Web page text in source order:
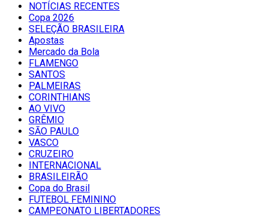
NOTÍCIAS RECENTES
Copa 2026
SELEÇÃO BRASILEIRA
Apostas
Mercado da Bola
FLAMENGO
SANTOS
PALMEIRAS
CORINTHIANS
AO VIVO
GRÊMIO
SĀO PAULO
VASCO
CRUZEIRO
INTERNACIONAL
BRASILEIRÃO
Copa do Brasil
FUTEBOL FEMININO
CAMPEONATO LIBERTADORES